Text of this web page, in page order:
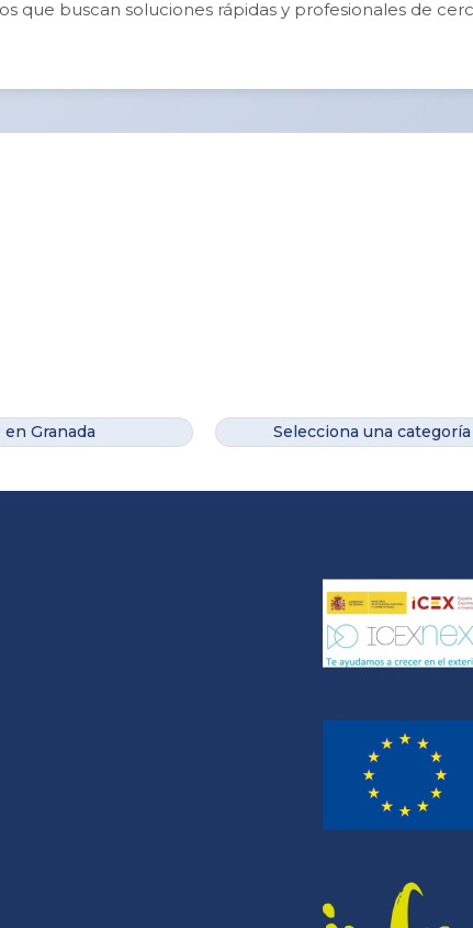
que buscan soluciones rápidas y profesionales de
Granada Selecciona una